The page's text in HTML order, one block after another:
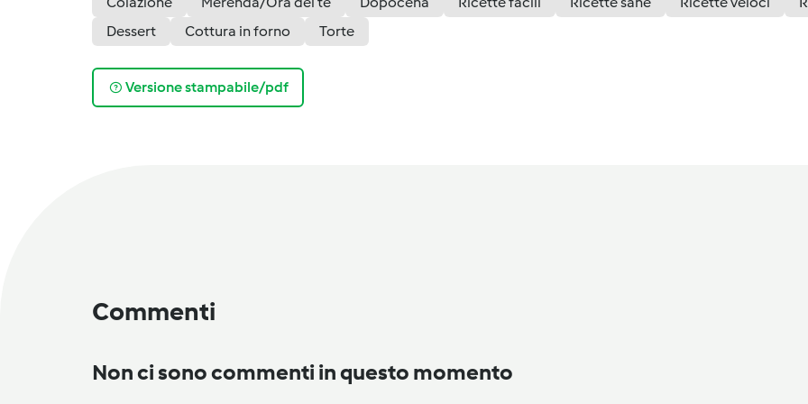
Dessert
Cottura in forno Torte
Versione stampabile/pdf
Commenti
Non ci sono commenti in questo momento